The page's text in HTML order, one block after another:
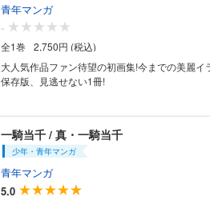
青年マンガ
-
全1巻
2,750円 (税込)
大人気作品ファン待望の初画集!今までの美麗イ
保存版、見逃せない1冊!
一騎当千 / 真・一騎当千
少年・青年マンガ
青年マンガ
5.0